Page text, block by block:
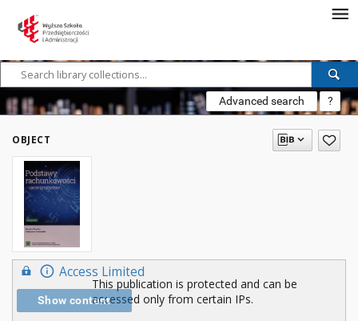
Advanced search ?
OBJECT
Access Limited
Show content
This publication is protected and can be
accessed only from certain IPs.